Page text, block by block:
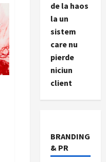
de la haos
la un
sistem
care nu
pierde
niciun
client
BRANDING
& PR